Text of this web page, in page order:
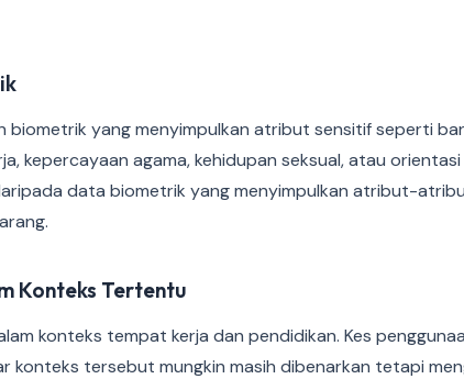
biometrik yang menyimpulkan atribut sensitif seperti
kepercayaan agama, kehidupan seksual, atau orientasi
data biometrik yang menyimpulkan atribut-
Konteks Tertentu
konteks tempat kerja dan pendidikan. Kes
konteks tersebut mungkin masih dibenarkan tetapi